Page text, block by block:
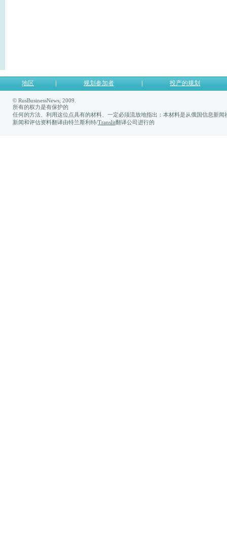
地区 规划参加者 投产的规划
© RusBusinessNews, 2009.
所有的权力是有保护的
任何的方法、利用这位点具有的材料、一定必须流放地指出：本材料是从俄国信息新闻
新闻和评估资料翻译由特兰斯利特/Translit翻译公司进行的